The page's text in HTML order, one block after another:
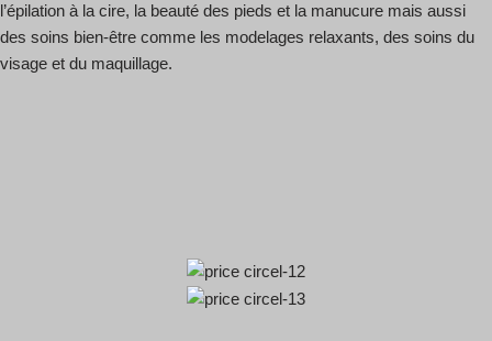
l’épilation à la cire, la beauté des pieds et la manucure mais aussi
des soins bien-être comme les modelages relaxants, des soins du
visage et du maquillage.